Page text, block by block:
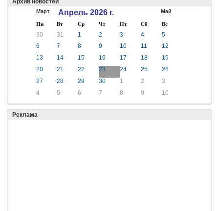
Март Апрель 2026 г. Май
Пн Вт Ср Чт Пт Сб Вс
30 31 1 2 3 4
5
6
7 8 9 10 11
12
13
14 15 16 17 18
19
20
21 22 23 24 25
26
27
28 29 30 1 2
3
4
5 6 7 8 9 10
Реклама